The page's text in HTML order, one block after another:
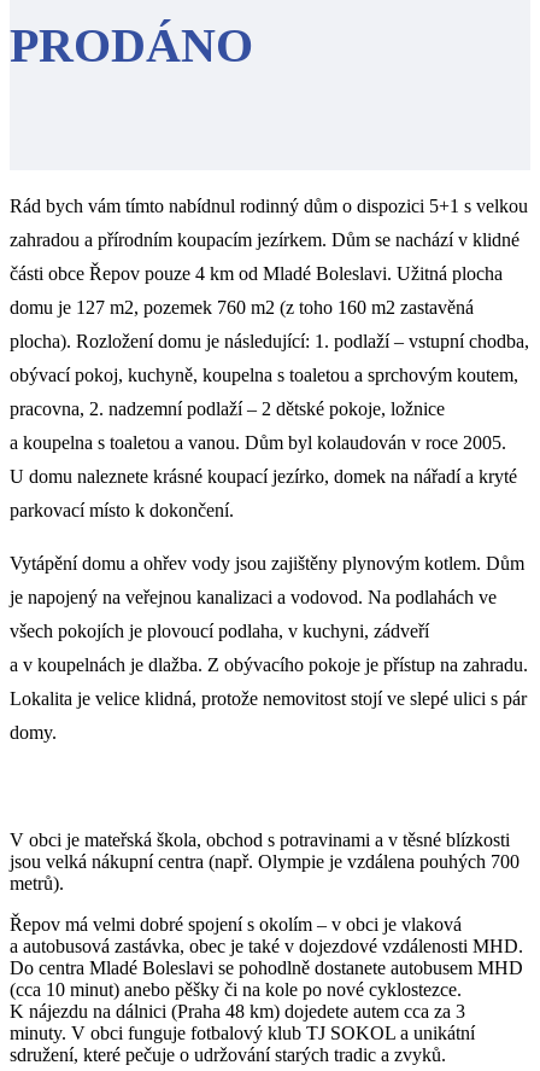
PRODÁNO
Rád bych vám tímto nabídnul rodinný dům o dispozici 5+1 s velkou
zahradou a přírodním koupacím jezírkem. Dům se nachází v klidné
části obce Řepov pouze 4 km od Mladé Boleslavi. Užitná plocha
domu je 127 m2, pozemek 760 m2 (z toho 160 m2 zastavěná
plocha). Rozložení domu je následující: 1. podlaží – vstupní chodba,
obývací pokoj, kuchyně, koupelna s toaletou a sprchovým koutem,
pracovna, 2. nadzemní podlaží – 2 dětské pokoje, ložnice
a koupelna s toaletou a vanou. Dům byl kolaudován v roce 2005.
U domu naleznete krásné koupací jezírko, domek na nářadí a kryté
parkovací místo k dokončení.
Vytápění domu a ohřev vody jsou zajištěny plynovým kotlem. Dům
je napojený na veřejnou kanalizaci a vodovod. Na podlahách ve
všech pokojích je plovoucí podlaha, v kuchyni, zádveří
a v koupelnách je dlažba. Z obývacího pokoje je přístup na zahradu.
Lokalita je velice klidná, protože nemovitost stojí ve slepé ulici s pár
domy.
V obci je mateřská škola, obchod s potravinami a v těsné blízkosti
jsou velká nákupní centra (např. Olympie je vzdálena pouhých 700
metrů).
Řepov má velmi dobré spojení s okolím – v obci je vlaková
a autobusová zastávka, obec je také v dojezdové vzdálenosti MHD.
Do centra Mladé Boleslavi se pohodlně dostanete autobusem MHD
(cca 10 minut) anebo pěšky či na kole po nové cyklostezce.
K nájezdu na dálnici (Praha 48 km) dojedete autem cca za 3
minuty. V obci funguje fotbalový klub TJ SOKOL a unikátní
sdružení, které pečuje o udržování starých tradic a zvyků.